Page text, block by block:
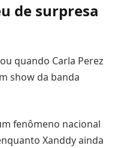
de surpresa
quando Carla Perez
show da banda
fenômeno nacional
Xanddy ainda